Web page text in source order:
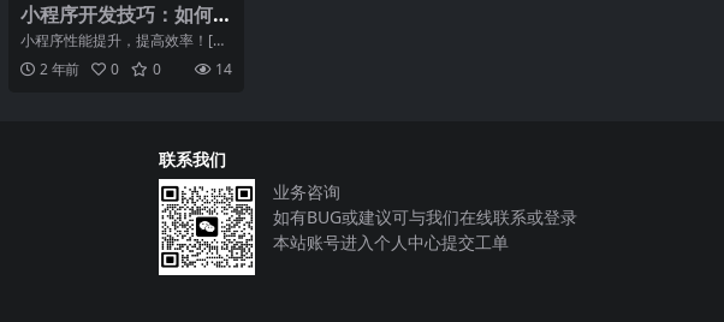
小程序开发技巧：如何
快速提高小程序性能？
小程序性能提升，提高效率！[品
牌名称]小程序开发团队为您带来
了一项全新的技术突破
2 年前 0 0 14
联系我们
业务咨询
如有BUG或建议可与我们在线联系或登录
本站账号进入个人中心提交工单